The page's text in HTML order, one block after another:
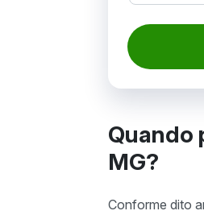
Quando
MG?
Conforme dito